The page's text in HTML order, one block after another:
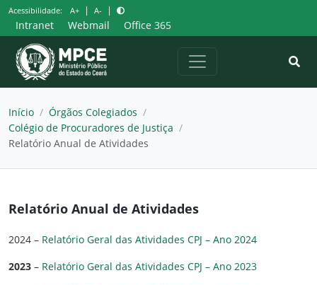
Pular
para
o
conteúdo
Acessibilidade: A+ | A- |
Intranet Webmail Office 365
Início / Órgãos Colegiados /
Colégio de Procuradores de Justiça /
Relatório Anual de Atividades
Relatório Anual de Atividades
2024 – Relatório Geral das Atividades CPJ – Ano 2024
2023 – Relatório Geral das Atividades CPJ – Ano 2023